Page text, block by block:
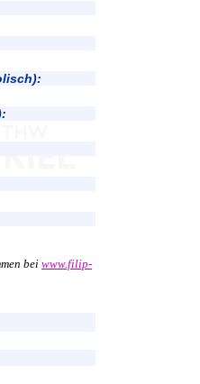
bei www.filip-